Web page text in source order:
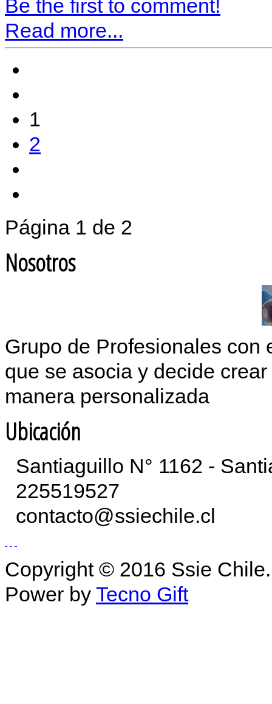
Be the first to comment!
Read more...
1
2
Página 1 de 2
Nosotros
Grupo de Profesionales con
que se asocia y decide
manera personalizada
Ubicación
Santiaguillo N° 1162 -
225519527
contacto@ssiechile.cl
Copyright © 2016 Ssie Chile.
Power by Tecno Gift